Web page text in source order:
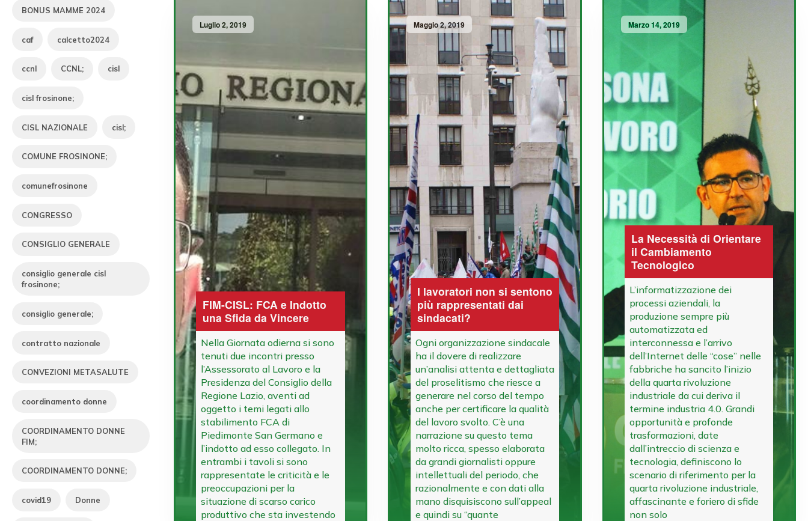
BONUS MAMME 2024
caf calcetto2024
ccnl CCNL; cisl
cisl frosinone;
CISL NAZIONALE cisl;
COMUNE FROSINONE;
comunefrosinone
CONGRESSO
CONSIGLIO GENERALE
consiglio generale cisl
frosinone;
consiglio generale;
contratto nazionale
CONVEZIONI METASALUTE
coordinamento donne
COORDINAMENTO DONNE
FIM;
COORDINAMENTO DONNE;
covid19 Donne
Luglio 2, 2019
FIM-CISL: FCA e Indotto
una Sfida da Vincere
Nella Giornata odierna si sono
tenuti due incontri presso
l’Assessorato al Lavoro e la
Presidenza del Consiglio della
Regione Lazio, aventi ad
oggetto i temi legati allo
stabilimento FCA di
Piedimonte San Germano e
l’indotto ad esso collegato. In
entrambi i tavoli si sono
rappresentate le criticità e le
preoccupazioni per la
situazione di scarso carico
produttivo che sta investendo
Maggio 2, 2019
I lavoratori non si sentono
più rappresentati dai
sindacati?
Ogni organizzazione sindacale
ha il dovere di realizzare
un’analisi attenta e dettagliata
del proselitismo che riesce a
generare nel corso del tempo
anche per certificare la qualità
del lavoro svolto. C’è una
narrazione su questo tema
molto ricca, spesso elaborata
da grandi giornalisti oppure
intellettuali del periodo, che
razionalmente e con dati alla
mano disquisiscono sull’appeal
e quindi su “quante
Marzo 14, 2019
La Necessità di Orientare
il Cambiamento
Tecnologico
L’informatizzazione dei
processi aziendali, la
produzione sempre più
automatizzata ed
interconnessa e l’arrivo
dell’Internet delle “cose” nelle
fabbriche ha sancito l’inizio
della quarta rivoluzione
industriale da cui deriva il
termine industria 4.0. Grandi
opportunità e profonde
trasformazioni, date
dall’intreccio di scienza e
tecnologia, definiscono lo
scenario di riferimento per la
quarta rivoluzione industriale,
affascinante e foriero di sfide
non solo